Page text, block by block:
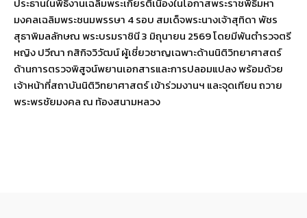
มงคลเฉลิมพระชนมพรรษา 4 รอบ สมเด็จพระนางเจ้าสุทิดา พัชร
สุธาพิมลลักษณ พระบรมราชินี 3 มิถุนายน 2569 โดยมีพันตำรวจตรี
หญิง ปวีณา กสิกิจวิวัฒน์ ผู้เชี่ยวชาญเฉพาะด้านนิติวิทยาศาสตร์
ด้านการตรวจพิสูจน์พยานเอกสารและการปลอมแปลง พร้อมด้วย
เจ้าหน้าที่สถาบันนิติวิทยาศาสตร์ เข้าร่วมงานฯ และจุดเทียน ถวาย
พระพรชัยมงคล ณ ท้องสนามหลวง